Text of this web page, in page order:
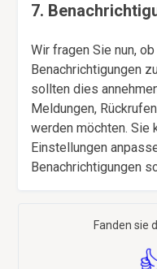
7.
Wir fragen Sie nun,
Benachrichtigungen
sollten dies
Meldungen,
werden möchten. Sie
Einstellungen
Benachrichtigungen
Fanden sie